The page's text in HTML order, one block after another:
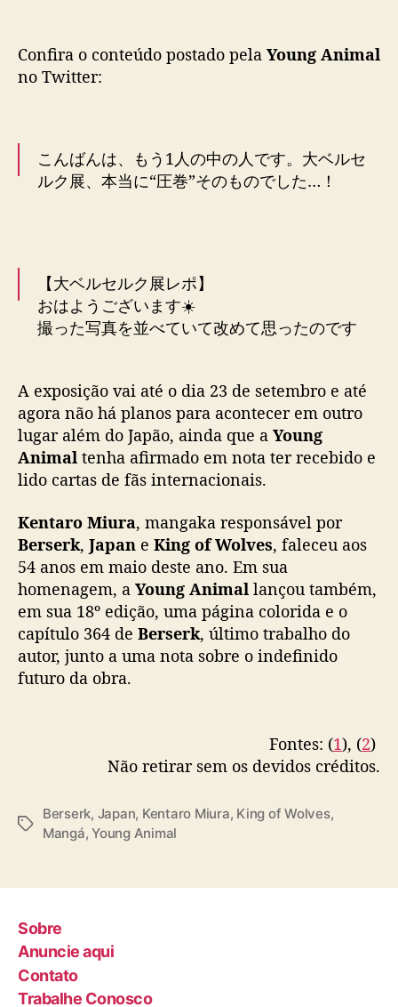
a
u
r
u
a
d
a
s
Confira o conteúdo postado pela Young Animal
no Twitter:
こんばんは、もう1人の中の人です。大ベルセ
ルク展、本当に“圧巻”そのものでした…！
キャプションもなく、ただ美しい額縁に入れた
原画を堂々と飾るさまに震えました。
pic.twitter.com/o66XlnXS8a
— ヤングアニマル公式 (@YoungAnimalHaku)
September 9, 2021
【大ベルセルク展レポ】
おはようございます☀️
撮った写真を並べていて改めて思ったのです
ね…！
ちなみに中の人は１枚目の原画に魅入られて、
その場から離れられなくなりました。行かれる
際は必見です🙆pic.twitter.com/ll0rSmAdyV
— ヤングアニマル公式 (@YoungAnimalHaku)
September 10, 2021
A exposição vai até o dia 23 de setembro e até
agora não há planos para acontecer em outro
lugar além do Japão, ainda que a Young
Animal tenha afirmado em nota ter recebido e
lido cartas de fãs internacionais.
Kentaro Miura, mangaka responsável por
Berserk, Japan e King of Wolves, faleceu aos
54 anos em maio deste ano. Em sua
homenagem, a Young Animal lançou também,
em sua 18º edição, uma página colorida e o
capítulo 364 de Berserk, último trabalho do
autor, junto a uma nota sobre o indefinido
futuro da obra.
Fontes: (1), (2)
Não retirar sem os devidos créditos.
T
Berserk, Japan, Kentaro Miura, King of Wolves,
Mangá,Young Animal
Sobre
Anuncie aqui
Contato
Trabalhe Conosco